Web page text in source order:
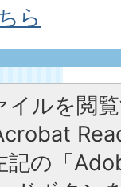
ら
イルを閲
記の「